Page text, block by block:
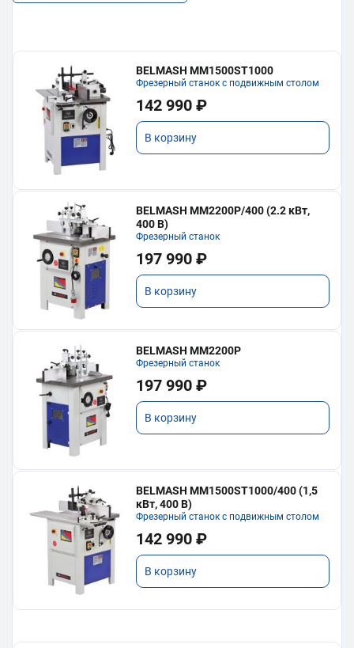
BELMASH MM1500ST1000
Фрезерный станок с подвижным столом
142 990 ₽
В корзину
BELMASH MM2200P/400 (2.2 кВт,
400 В)
Фрезерный станок
197 990 ₽
В корзину
BELMASH MM2200P
Фрезерный станок
197 990 ₽
В корзину
BELMASH MM1500ST1000/400 (1,5
кВт, 400 В)
Фрезерный станок с подвижным столом
142 990 ₽
В корзину